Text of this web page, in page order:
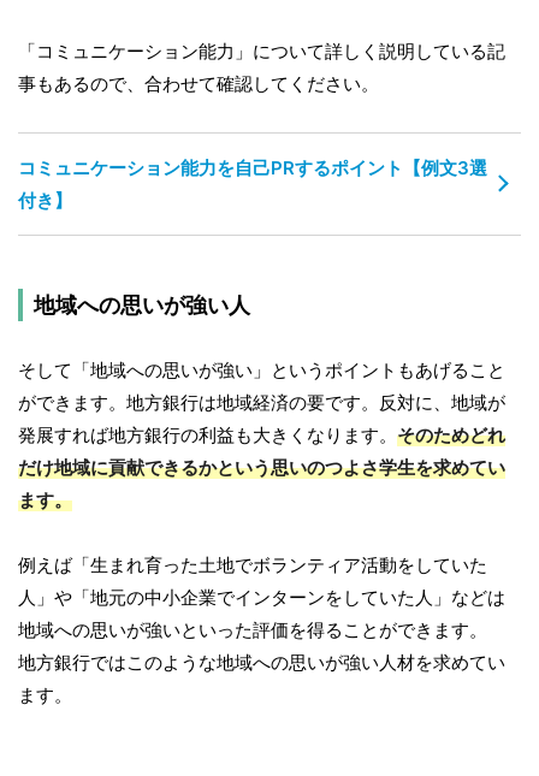
「コミュニケーション能力」について詳しく説明している記
事もあるので、合わせて確認してください。
コミュニケーション能力を自己PRするポイント【例文3選
付き】
地域への思いが強い人
そして「地域への思いが強い」というポイントもあげること
ができます。地方銀行は地域経済の要です。反対に、地域が
発展すれば地方銀行の利益も大きくなります。 そのためどれ
だけ地域に貢献できるかという思いのつよさ学生を求めてい
ます。
例えば「生まれ育った土地でボランティア活動をしていた
人」や「地元の中小企業でインターンをしていた人」などは
地域への思いが強いといった評価を得ることができます。
地方銀行ではこのような地域への思いが強い人材を求めてい
ます。